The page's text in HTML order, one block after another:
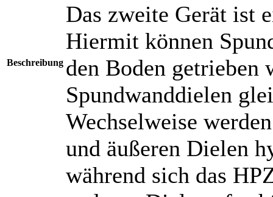
Beschreibung
Das zweite Gerät ist
Hiermit können
den Boden getrieben
Spundwanddielen
Wechselweise
und äußeren Dielen
während sich das